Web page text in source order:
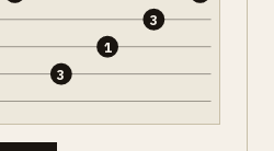
3
1
3